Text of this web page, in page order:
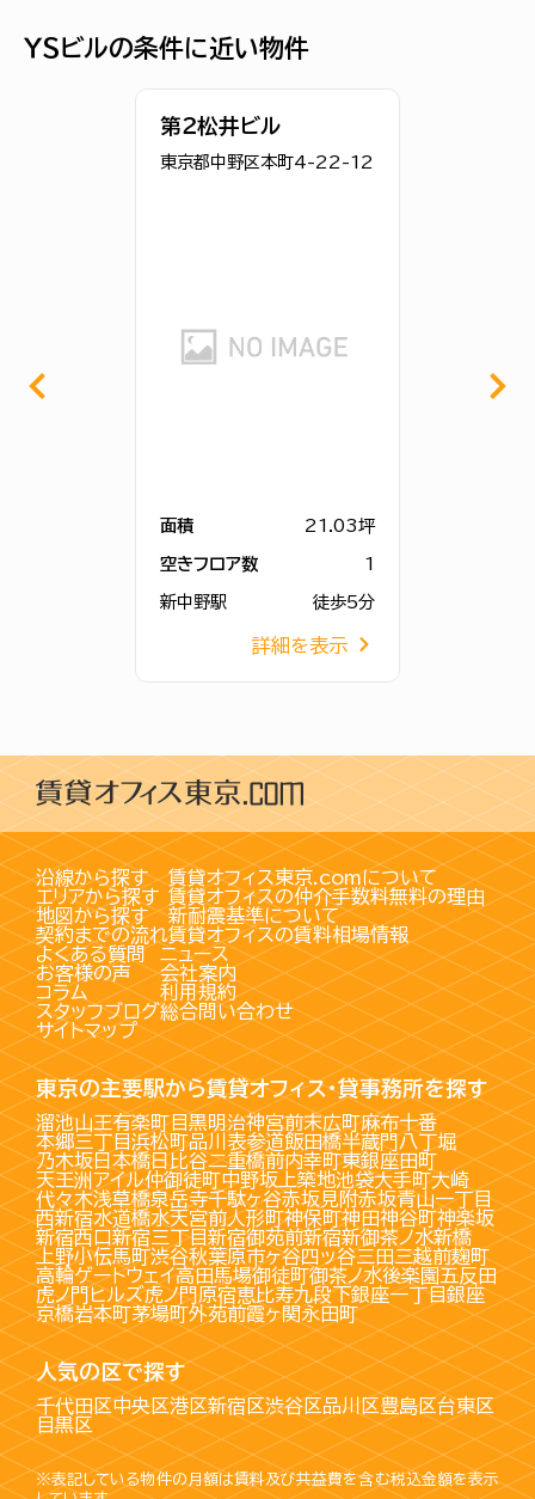
ＹＳビルの条件に近い物件
第２松井ビル
東京都中野区本町4-22-12
面積 21.03坪
空きフロア数 1
新中野駅 徒歩5分
詳細を表示
沿線から探す
エリアから探す
地図から探す
契約までの流れ
賃貸オフィス東京.comについて
賃貸オフィスの仲介手数料無料の理由
新耐震基準について
賃貸オフィスの賃料相場情報
よくある質問
お客様の声
コラム
スタッフブログ
サイトマップ
ニュース
会社案内
利用規約
総合問い合わせ
東京の主要駅から賃貸オフィス・貸事務所を探す
溜池山王有楽町目黒明治神宮前末広町麻布十番
本郷三丁目浜松町品川 表参道飯田橋半蔵門八丁堀
乃木坂日本橋日比谷二重橋前内幸町東銀座田町
天王洲アイル仲御徒町中野坂上築地池袋大手町大崎
代々木浅草橋泉岳寺千駄ヶ谷赤坂見附赤坂青山一丁目
西新宿水道橋水天宮前人形町神保町神田神谷町神楽坂
新宿西口新宿三丁目新宿御苑前新宿新御茶ノ水新橋
上野小伝馬町渋谷秋葉原市ヶ谷四ッ谷三田三越前麹町
高輪ゲートウェイ高田馬場御徒町御茶ノ水後楽園五反田
虎ノ門ヒルズ虎ノ門原宿恵比寿九段下銀座一丁目銀座
京橋岩本町茅場町外苑前霞ヶ関永田町
人気の区で探す
千代田区中央区港区新宿区渋谷区品川区豊島区台東区
目黒区
※表記している物件の月額は賃料及び共益費を含む税込金額を表示